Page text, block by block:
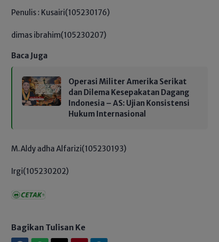
Penulis : Kusairi(105230176)
dimas ibrahim(105230207)
Baca Juga
Operasi Militer Amerika Serikat
dan Dilema Kesepakatan Dagang
Indonesia – AS: Ujian Konsistensi
Hukum Internasional
M.Aldy adha Alfarizi(105230193)
Irgi(105230202)
Bagikan Tulisan Ke